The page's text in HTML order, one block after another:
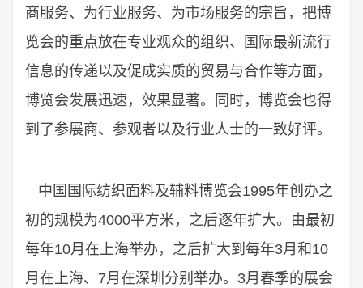
商服务、为行业服务、为市场服务的宗旨，把博
览会的重点放在专业观众的组织、国际最新流行
信息的传递以及促成实质的贸易与合作等方面，
博览会发展迅速，效果显著。同时，博览会也得
到了参展商、参观者以及行业人士的一致好评。
中国国际纺织面料及辅料博览会1995年创办之
初的规模为4000平方米，之后逐年扩大。由最初
每年10月在上海举办，之后扩大到每年3月和10
月在上海、7月在深圳分别举办。3月春季的展会